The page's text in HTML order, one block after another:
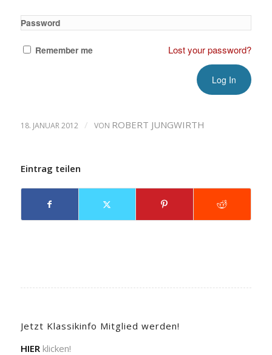
Password
Remember me Lost your password?
18. JANUAR 2012 / VON ROBERT JUNGWIRTH
Eintrag teilen
Jetzt Klassikinfo Mitglied werden!
HIER klicken!